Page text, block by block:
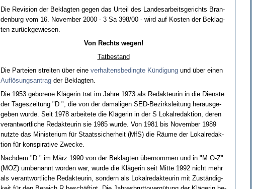
Die Re­vi­si­on der Be­klag­ten ge­gen das Ur­teil des Lan­de­sar­beits­ge­richts Bran­
den­burg vom 16. No­vem­ber 2000 - 3 Sa 398/00 - wird auf Kos­ten der Be­klag­
ten zurück­ge­wie­sen.
Von Rechts we­gen!
Tat­be­stand
Die Par­tei­en strei­ten über ei­ne ver­hal­tens­be­ding­te Kündi­gungund über ei­nen
Auflösungs­an­tragder Be­klag­ten.
Die 1953 ge­bo­re­ne Kläge­rin trat im Jah­re 1973 als Re­dak­teu­rin in die Diens­te
der Ta­ges­zei­tung "D ", die von der da­ma­li­gen SED-Be­zirks­lei­tung her­aus­ge­
ge­ben wur­de. Seit 1978 ar­bei­te­te die Kläge­rin in der S Lo­kal­re­dak­ti­on, de­ren
ver­ant­wort­li­che Re­dak­teu­rin sie 1985 wur­de. Von 1981 bis No­vem­ber 1989
nutz­te das Mi­nis­te­ri­um für Staats­si­cher­heit (MfS) die Räume der Lo­kal­re­dak­
ti­on für kon­spi­ra­ti­ve Zwe­cke.
Nach­dem "D " im März 1990 von der Be­klag­ten über­nom­men und in "M O-Z"
(MOZ) um­be­nannt wor­den war, wur­de die Kläge­rin seit Mit­te 1992 nicht mehr
als ver­ant­wort­li­che Re­dak­teu­rin, son­dern als Lo­kal­re­dak­teu­rin mit Zuständig­